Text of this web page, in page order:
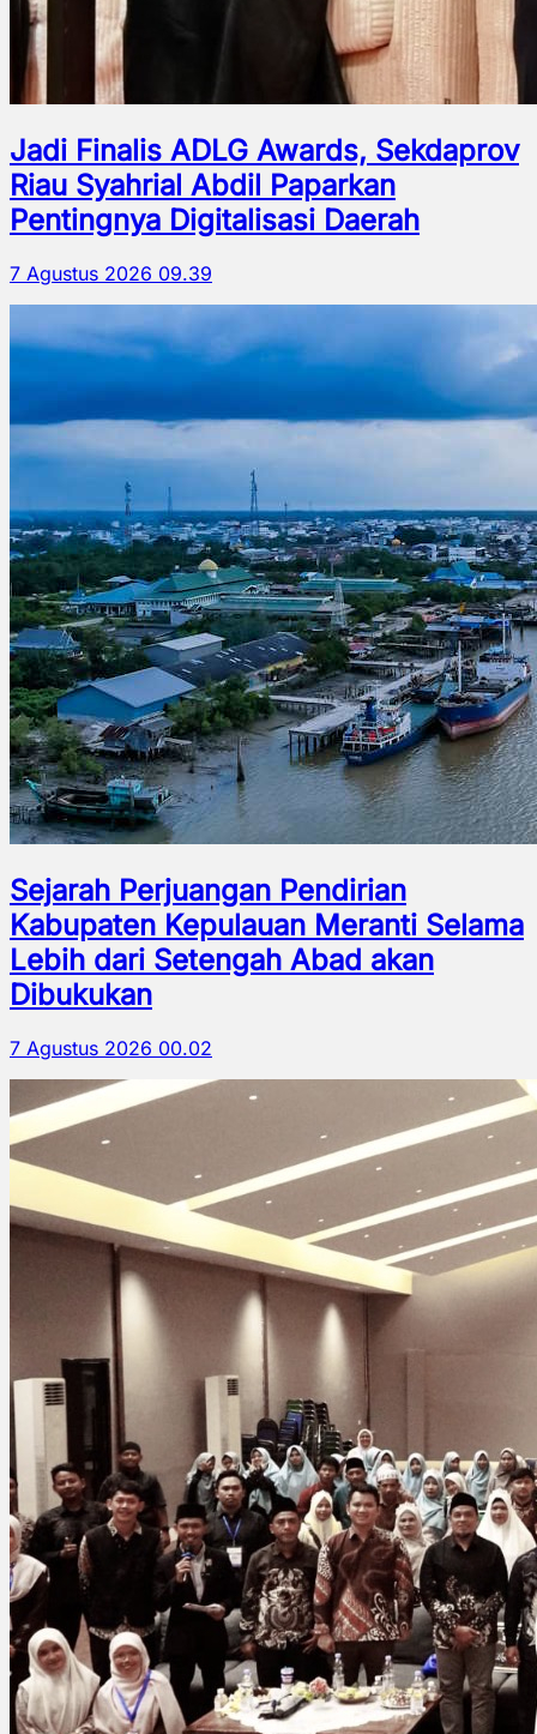
Jadi Finalis ADLG Awards, Sekdaprov
Riau Syahrial Abdil Paparkan
Pentingnya Digitalisasi Daerah
7 Agustus 2026 09.39
Sejarah Perjuangan Pendirian
Kabupaten Kepulauan Meranti Selama
Lebih dari Setengah Abad akan
Dibukukan
7 Agustus 2026 00.02